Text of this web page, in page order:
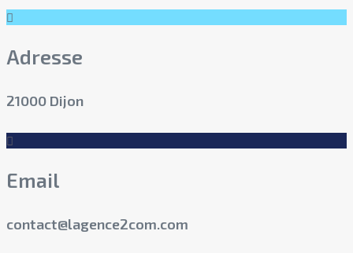
Adresse
21000 Dijon
Email
contact@lagence2com.com